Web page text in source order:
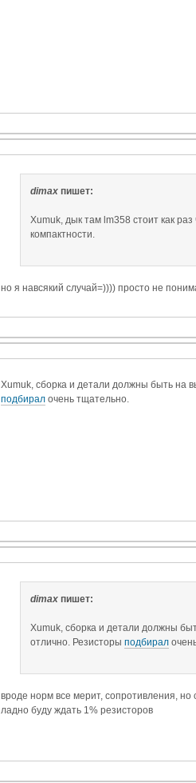
dimax пишет:
Xumuk, дык там lm358 стоит как
компактности.
но я навсякий случай=)))) просто не
Xumuk, сборка и детали должны быть на
подбирал очень тщательно.
dimax пишет:
Xumuk, сборка и детали должны
отлично. Резисторы подбирал
вроде норм все мерит, сопротивления,
ладно буду ждать 1% резисторов